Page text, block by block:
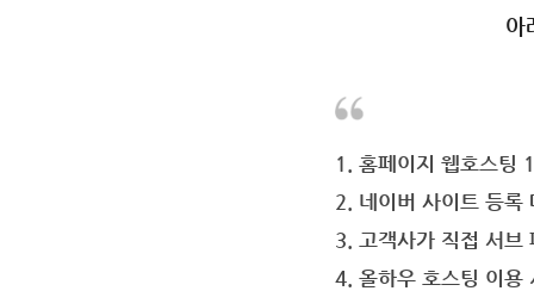
아
1. 홈페이지 웹호스팅
2. 네이버 사이트 등록
3. 고객사가 직접 서브
4. 올하우 호스팅 이용